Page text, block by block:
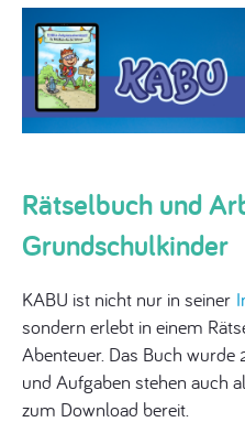
Rätselbuch und
Grundschulkinder
KABU ist nicht nur in seiner
sondern erlebt in einem
Abenteuer. Das Buch
und Aufgaben stehen auch
zum Download bereit.